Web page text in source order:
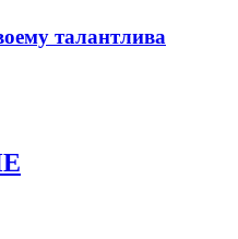
талантлива